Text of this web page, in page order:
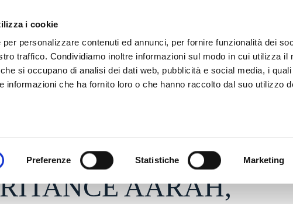
i cookie
personalizzare contenuti ed annunci, per fornire funzionalità dei
traffico. Condividiamo inoltre informazioni sul modo in cui utilizza il
si occupano di analisi dei dati web, pubblicità e social media, i
informazioni che ha fornito loro o che hanno raccolto dal suo utilizzo
Preferenze Statistiche Marketing
AARAH,